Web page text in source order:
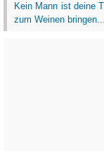
Kein Mann ist deine
zum Weinen bringen...